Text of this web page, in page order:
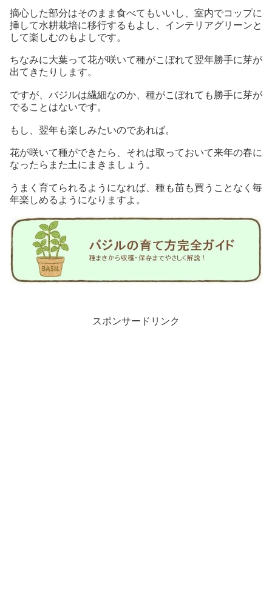
摘心した部分はそのまま食べてもいいし、室内でコップに
挿して水耕栽培に移行するもよし、インテリアグリーンと
して楽しむのもよしです。
ちなみに大葉って花が咲いて種がこぼれて翌年勝手に芽が
出てきたりします。
ですが、バジルは繊細なのか、種がこぼれても勝手に芽が
でることはないです。
もし、翌年も楽しみたいのであれば。
花が咲いて種ができたら、それは取っておいて来年の春に
なったらまた土にまきましょう。
うまく育てられるようになれば、種も苗も買うことなく毎
年楽しめるようになりますよ。
スポンサードリンク